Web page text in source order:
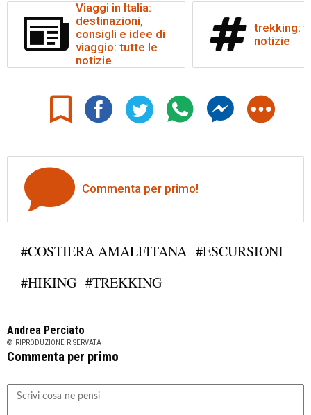
Viaggi in Italia:
destinazioni,
consigli e idee di
viaggio: tutte le
notizie
trekking:
notizie
Commenta per primo!
#COSTIERA AMALFITANA #ESCURSIONI
#HIKING #TREKKING
Andrea Perciato
© RIPRODUZIONE RISERVATA
Commenta per primo